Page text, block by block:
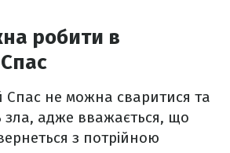
робити в
Спас не можна сваритися та
зла, адже вважається, що
з потрійною